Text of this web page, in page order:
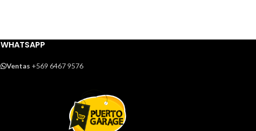
WHATSAPP
Ventas +569 6467 9576